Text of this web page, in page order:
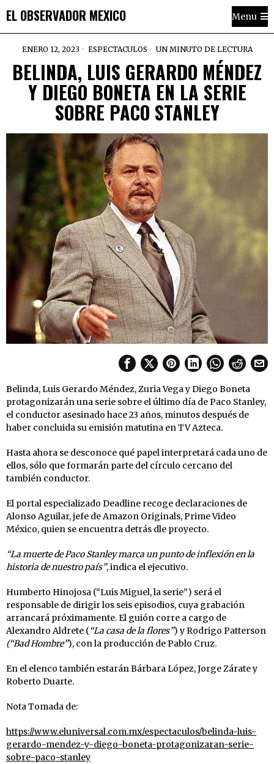
EL OBSERVADOR MEXICO Menu
ENERO 12, 2023 ESPECTACULOS UN MINUTO DE LECTURA
BELINDA, LUIS GERARDO MÉNDEZ
Y DIEGO BONETA EN LA SERIE
SOBRE PACO STANLEY
Belinda, Luis Gerardo Méndez, Zuria Vega y Diego Boneta
protagonizarán una serie sobre el último día de Paco Stanley,
el conductor asesinado hace 23 años, minutos después de
haber concluida su emisión matutina en TV Azteca.
Hasta ahora se desconoce qué papel interpretará cada uno de
ellos, sólo que formarán parte del círculo cercano del
también conductor.
El portal especializado Deadline recoge declaraciones de
Alonso Aguilar, jefe de Amazon Originals, Prime Video
México, quien se encuentra detrás dle proyecto.
“La muerte de Paco Stanley marca un punto de inflexión en la
historia de nuestro país”, indica el ejecutivo.
Humberto Hinojosa (“Luis Miguel, la serie”) será el
responsable de dirigir los seis episodios, cuya grabación
arrancará próximamente. El guión corre a cargo de
Alexandro Aldrete ( “La casa de la flores”) y Rodrigo Patterson
(“Bad Hombre”), con la producción de Pablo Cruz.
En el elenco también estarán Bárbara López, Jorge Zárate y
Roberto Duarte.
Nota Tomada de:
https://www.eluniversal.com.mx/espectaculos/belinda-luis-
gerardo-mendez-y-diego-boneta-protagonizaran-serie-
sobre-paco-stanley